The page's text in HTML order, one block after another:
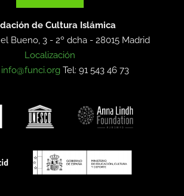
de Cultura Islámica
Bueno, 3 - 2º dcha -28015 Madrid
Localización
info@funci.org Tel: 91 543 46 73